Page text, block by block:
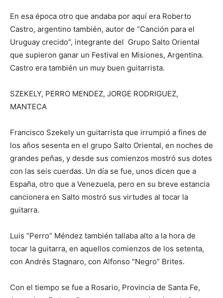
En esa época otro que andaba por aquí era Roberto
Castro, argentino también, autor de “Canción para el
Uruguay crecido”, integrante del Grupo Salto Oriental
que supieron ganar un Festival en Misiones, Argentina.
Castro era también un muy buen guitarrista.
SZEKELY, PERRO MENDEZ, JORGE RODRIGUEZ,
MANTECA
Francisco Szekely un guitarrista que irrumpió a fines de
los años sesenta en el grupo Salto Oriental, en noches de
grandes peñas, y desde sus comienzos mostró sus dotes
con las seis cuerdas. Un día se fue, unos dicen que a
España, otro que a Venezuela, pero en su breve estancia
cancionera en Salto mostró sus virtudes al tocar la
guitarra.
Luis “Perro” Méndez también tallaba alto a la hora de
tocar la guitarra, en aquellos comienzos de los setenta,
con Andrés Stagnaro, con Alfonso “Negro” Brites.
Con el tiempo se fue a Rosario, Provincia de Santa Fe,